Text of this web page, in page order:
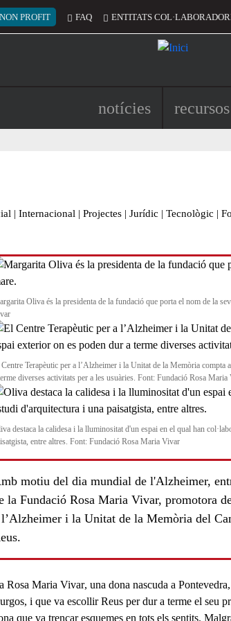
del compte d'usuari
NON PROFIT FAQ ENTITATS
Navegació
notícies recursos
| Internacional | Projectes | Jurídic | Tecnològic |
Oliva és la presidenta de la fundació que porta el nom de la
Terapèutic per a l’Alzheimer i la Unitat de la Memòria compta
diverses activitats per a les usuàries. Font: Fundació Rosa Maria
destaca la calidesa i la lluminositat d'un espai en el qual han
entre altres. Font: Fundació Rosa Maria Vivar
motiu del dia mundial de l'Alzheimer,
la Fundació Rosa Maria Vivar, promotora
i la Unitat de la Memòria del
Rosa Maria Vivar, una dona nascuda a
i que va escollirReus per dur a terme el seu
que va trencar esquemesen tots els sentits.